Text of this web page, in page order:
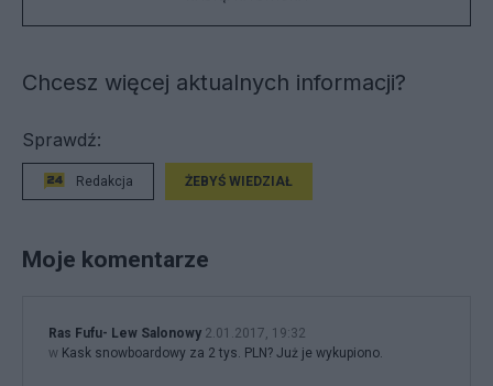
Chcesz więcej aktualnych informacji?
Sprawdź:
Redakcja ŻEBYŚ WIEDZIAŁ
Moje komentarze
Ras Fufu- Lew Salonowy 2.01.2017, 19:32
w Kask snowboardowy za 2 tys. PLN? Już je wykupiono.